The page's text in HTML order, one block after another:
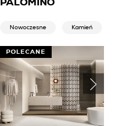
PALOMINO
Nowoczesne Kamień
POLECANE